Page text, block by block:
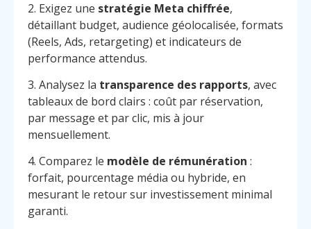
2. Exigez une stratégie Meta chiffrée,
détaillant budget, audience géolocalisée, formats
(Reels, Ads, retargeting) et indicateurs de
performance attendus.
3. Analysez la transparence des rapports, avec
tableaux de bord clairs : coût par réservation,
par message et par clic, mis à jour
mensuellement.
4. Comparez le modèle de rémunération :
forfait, pourcentage média ou hybride, en
mesurant le retour sur investissement minimal
garanti.